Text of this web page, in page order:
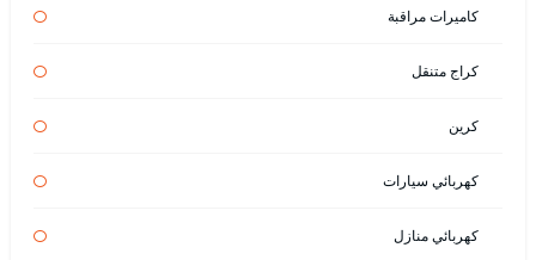
كاميرات مراقبة
كراج متنقل
كرين
كهربائي سيارات
كهربائي منازل